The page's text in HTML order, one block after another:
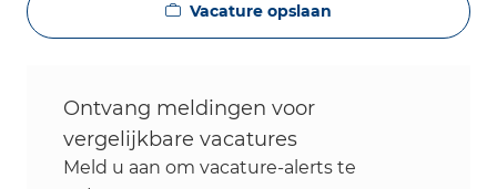
Vacature opslaan
Ontvang meldingen voor
vergelijkbare vacatures
Meld u aan om vacature-alerts te